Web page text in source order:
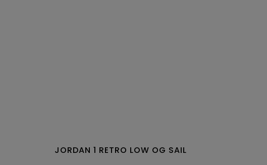
JORDAN 1 RETRO LOW OG SAIL